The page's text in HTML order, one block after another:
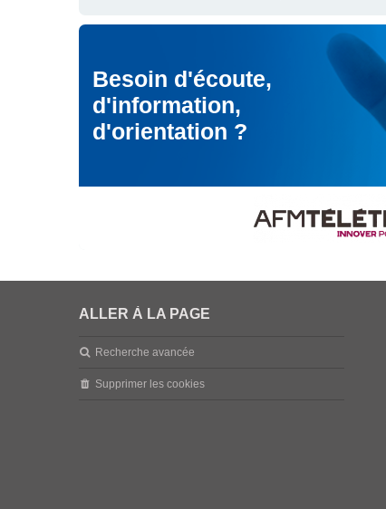
Besoin d'écoute,
d'information,
d'orientation ?
ALLER À LA PAGE
Recherche avancée
Supprimer les cookies